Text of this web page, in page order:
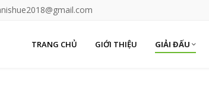
TRANG CHỦ GIỚI THIỆU GIẢI ĐẤU